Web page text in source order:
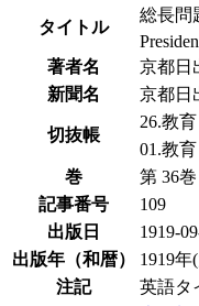
タイトル
総長問
著者名
京都日
新聞名
京都日
切抜帳
26.教育
01.教育
巻
第 36巻
記事番号
109
出版日
1919-
出版年（和暦）
1919年
注記
英語タ